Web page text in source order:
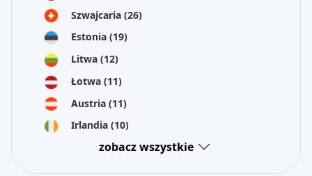
Szwajcaria (26)
Estonia (19)
Litwa (12)
Łotwa (11)
Austria (11)
Irlandia (10)
zobacz wszystkie